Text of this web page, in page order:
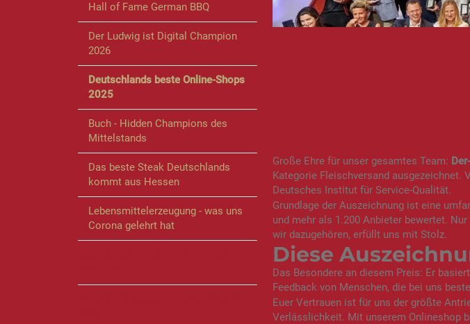
Große Ehre für unser gesamtes Team:
Kategorie Fleischversand ausgezeichnet.
Deutsches Institut für Service-Qualität.
Grundlage der Auszeichnung ist eine
und mehr als 1.200 Anbieter bewertet.
wir dazugehören, erfüllt uns mit Stolz.
Diese
Das Besondere an diesem Preis: Er
Feedback von Menschen, die bei uns
Euer Vertrauen ist für uns der größte
Verlässlichkeit. Mit unserem Onlineshop
Hall of Fame German BBQ
Der Ludwig ist Digital Champion
2026
Deutschlands beste Online-Shops
2025
Buch - Hidden Champions des
Mittelstands
Das beste Steak Deutschlands
kommt aus Hessen
Lebensmittelerzeugung - was uns
Corona gelehrt hat